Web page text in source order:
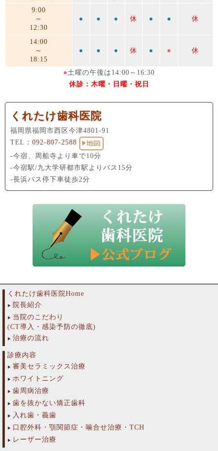
9:00
～
12:30
● ● ● 休 ● ● 休
14:00
～
18:15
● ● ● 休 ● ● 休
●土曜の午後は14:00～16:30
休診：木曜・日曜・祝日
くれたけ歯科医院
福岡県福岡市西区今津4801-91
TEL： 092-807-2588
-今宿、周船寺より車で10分
-今宿駅/九大学研都市駅よりバス15分
-長浜バス停下車徒歩2分
くれたけ歯科医院Home
院長紹介
当院のこだわり
(CT導入・感染予防の徹底)
治療の流れ
診療内容
審美セラミックス治療
ホワイトニング
歯周病治療
歯を抜かない矯正歯科
入れ歯・義歯
口腔外科・顎関節症・噛合せ治療・TCH
レーザー治療